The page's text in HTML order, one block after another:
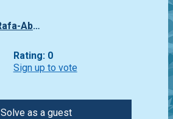
Rafa-Abbade
Rating: 0
Sign up to vote
Solve as a guest